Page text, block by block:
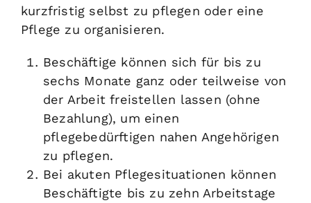
kurzfristig selbst zu pflegen oder eine
Pflege zu organisieren.
Beschäftige können sich für bis zu
sechs Monate ganz oder teilweise von
der Arbeit freistellen lassen (ohne
Bezahlung), um einen
pflegebedürftigen nahen Angehörigen
zu pflegen.
Bei akuten Pflegesituationen können
Beschäftigte bis zu zehn Arbeitstage